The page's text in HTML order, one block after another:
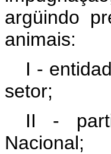
argüindo
animais:
I -
setor;
II -
Nacional;